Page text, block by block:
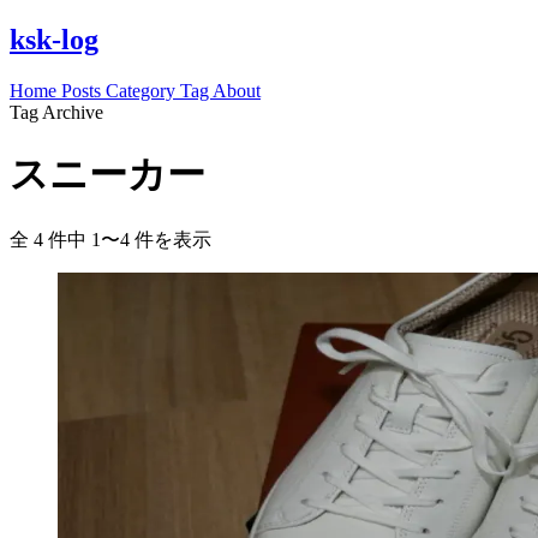
ksk-log
Home Posts Category Tag About
Tag Archive
スニーカー
全 4 件中 1〜4 件を表示